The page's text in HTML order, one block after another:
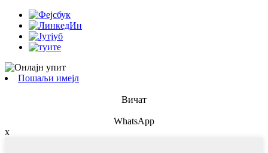
Пошаљи имејл
Вичат
WhatsApp
x